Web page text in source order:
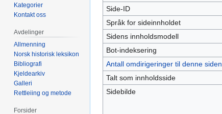
Side-ID
Språk for sideinnholdet
Sidens innholdsmodell
Bot-indeksering
Antall omdirigeringer til denne siden
Talt som innholdsside
Sidebilde
Kategorier
Kontakt oss
Avdelinger
Allmenning
Norsk historisk leksikon
Bibliografi
Kjeldearkiv
Galleri
Rettleiing og metode
Forsider